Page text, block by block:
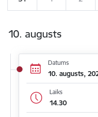
10. augusts
Datums
10. augusts,
Laiks
14.30